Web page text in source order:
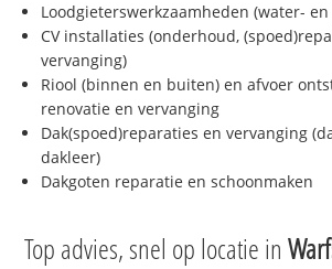
Loodgieterswerkzaamheden (water-
CV installaties (onderhoud,
vervanging)
Riool (binnen en buiten) en afvoer
renovatie en vervanging
Dak(spoed)reparaties en vervanging
dakleer)
Dakgoten reparatie en schoonmaken
Top advies, snel op locatie in